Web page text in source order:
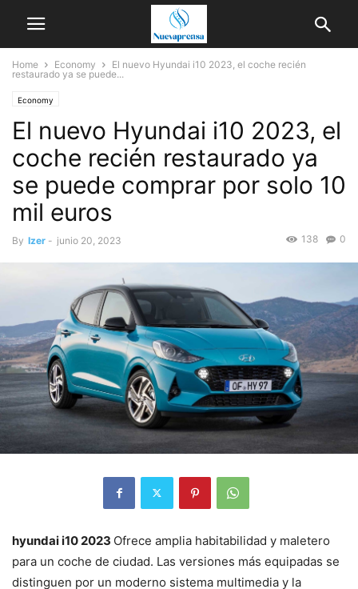
Home Economy
El nuevo Hyundai i10 2023, el coche recién
restaurado ya se puede...
Economy
El nuevo Hyundai i10 2023, el
coche recién restaurado ya
se puede comprar por solo 10
mil euros
By Izer - junio 20, 2023 0
138
hyundai i10 2023 Ofrece amplia habitabilidad y maletero
para un coche de ciudad. Las versiones más equipadas se
distinguen por un moderno sistema multimedia y la